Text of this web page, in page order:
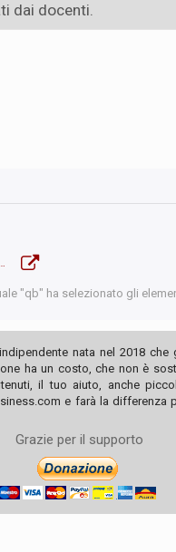
dai docenti.
"qb" ha selezionato gli
nata nel 2018 che
ha un costo, che non è
il tuo aiuto, anche
e farà la differenza
Grazie per il supporto